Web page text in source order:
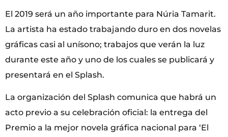
El 2019 será un año importante para Núria Tamarit.
La artista ha estado trabajando duro en dos novelas
gráficas casi al unísono; trabajos que verán la luz
durante este año y uno de los cuales se publicará y
presentará en el Splash.
La organización del Splash comunica que habrá un
acto previo a su celebración oficial: la entrega del
Premio a la mejor novela gráfica nacional para ‘El